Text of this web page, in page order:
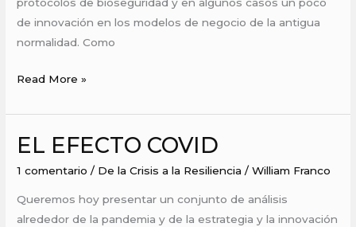
protocolos de bioseguridad y en algunos casos un poco
de innovación en los modelos de negocio de la antigua
normalidad. Como
Read More »
EL EFECTO COVID
1 comentario / De la Crisis a la Resiliencia /William Franco
Queremos hoy presentar un conjunto de análisis
alrededor de la pandemia y de la estrategia y la innovación
EL